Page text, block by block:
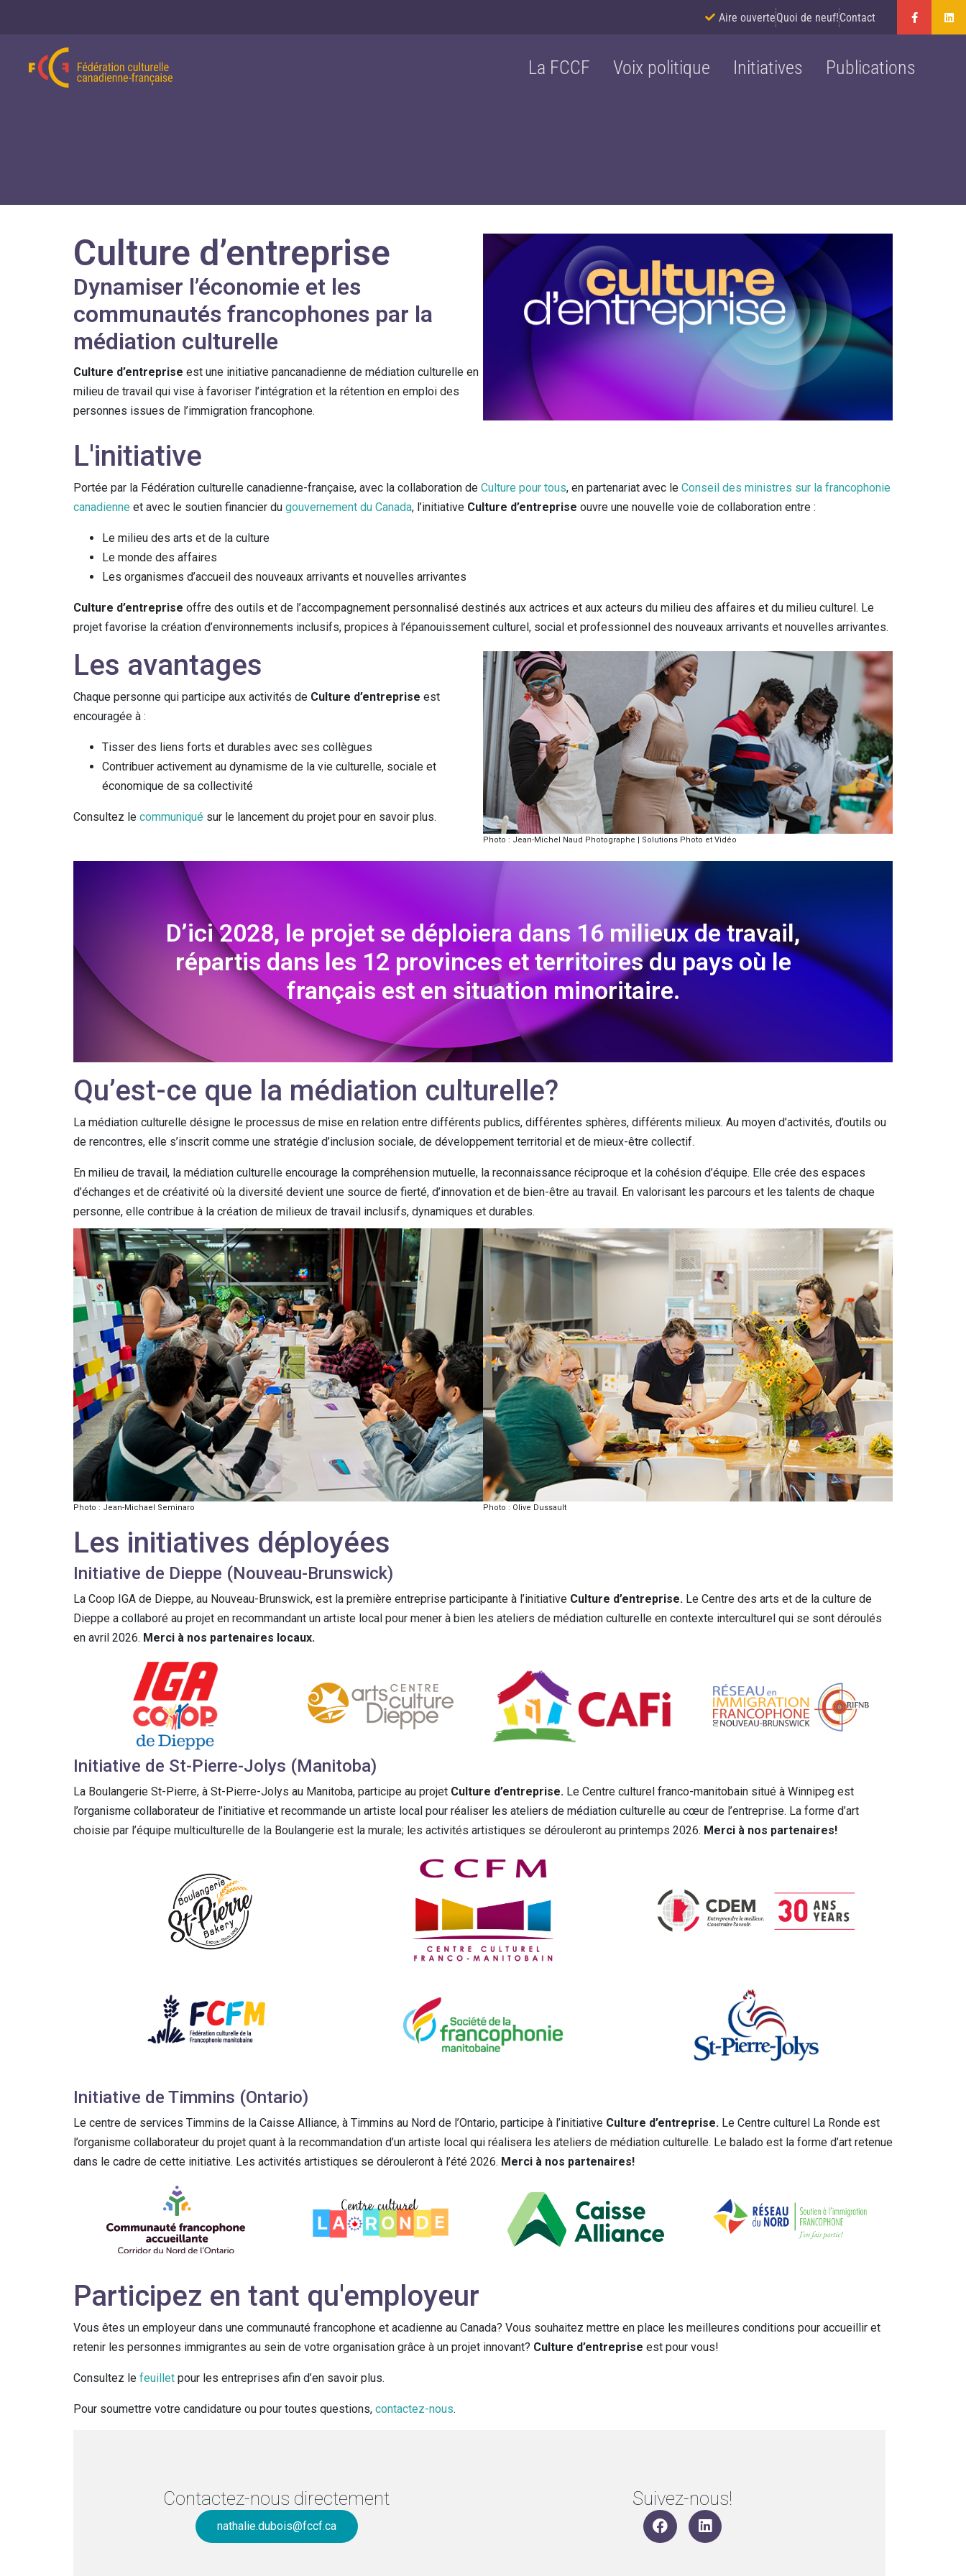
Aire ouverteQuoi de neuf!Contact
La FCCF Voix politique Initiatives Publications
Culture d’entreprise
Dynamiser l’économie et les
communautés francophones par la
médiation culturelle
Culture d’entreprise est une initiative pancanadienne de médiation culturelle en
milieu de travail qui vise à favoriser l’intégration et la rétention en emploi des
personnes issues de l’immigration francophone.
L'initiative
Portée par la Fédération culturelle canadienne-française, avec la collaboration de Culture pour tous, en partenariat avec le Conseil des ministres sur la francophonie
canadienne et avec le soutien financier du gouvernement du Canada, l’initiative Culture d’entreprise ouvre une nouvelle voie de collaboration entre :
Le milieu des arts et de la culture
Le monde des affaires
Les organismes d’accueil des nouveaux arrivants et nouvelles arrivantes
Culture d’entreprise offre des outils et de l’accompagnement personnalisé destinés aux actrices et aux acteurs du milieu des affaires et du milieu culturel. Le
projet favorise la création d’environnements inclusifs, propices à l’épanouissement culturel, social et professionnel des nouveaux arrivants et nouvelles arrivantes.
Les avantages
Chaque personne qui participe aux activités de Culture d’entreprise est
encouragée à :
Tisser des liens forts et durables avec ses collègues
Contribuer activement au dynamisme de la vie culturelle, sociale et
économique de sa collectivité
Consultez le communiqué sur le lancement du projet pour en savoir plus.
Photo : Jean-Michel Naud Photographe | Solutions Photo et Vidéo
D’ici 2028, le projet se déploiera dans 16 milieux de travail,
répartis dans les 12 provinces et territoires du pays où le
français est en situation minoritaire.
Qu’est-ce que la médiation culturelle?
La médiation culturelle désigne le processus de mise en relation entre différents publics, différentes sphères, différents milieux. Au moyen d’activités, d’outils ou
de rencontres, elle s’inscrit comme une stratégie d’inclusion sociale, de développement territorial et de mieux-être collectif.
En milieu de travail, la médiation culturelle encourage la compréhension mutuelle, la reconnaissance réciproque et la cohésion d’équipe. Elle crée des espaces
d’échanges et de créativité où la diversité devient une source de fierté, d’innovation et de bien-être au travail. En valorisant les parcours et les talents de chaque
personne, elle contribue à la création de milieux de travail inclusifs, dynamiques et durables.
Photo : Jean-Michael Seminaro Photo : Olive Dussault
Les initiatives déployées
Initiative de Dieppe (Nouveau-Brunswick)
La Coop IGA de Dieppe, au Nouveau-Brunswick, est la première entreprise participante à l’initiative Culture d’entreprise. Le Centre des arts et de la culture de
Dieppe a collaboré au projet en recommandant un artiste local pour mener à bien les ateliers de médiation culturelle en contexte interculturel qui se sont déroulés
en avril 2026. Merci à nos partenaires locaux.
Initiative de St-Pierre-Jolys (Manitoba)
La Boulangerie St-Pierre, à St-Pierre-Jolys au Manitoba, participe au projet Culture d’entreprise. Le Centre culturel franco-manitobain situé à Winnipeg est
l’organisme collaborateur de l’initiative et recommande un artiste local pour réaliser les ateliers de médiation culturelle au cœur de l’entreprise. La forme d’art
choisie par l’équipe multiculturelle de la Boulangerie est la murale; les activités artistiques se dérouleront au printemps 2026. Merci à nos partenaires!
Initiative de Timmins (Ontario)
Le centre de services Timmins de la Caisse Alliance, à Timmins au Nord de l’Ontario, participe à l’initiative Culture d’entreprise. Le Centre culturel La Ronde est
l’organisme collaborateur du projet quant à la recommandation d’un artiste local qui réalisera les ateliers de médiation culturelle. Le balado est la forme d’art retenue
dans le cadre de cette initiative. Les activités artistiques se dérouleront à l’été 2026. Merci à nos partenaires!
Participez en tant qu'employeur
Vous êtes un employeur dans une communauté francophone et acadienne au Canada? Vous souhaitez mettre en place les meilleures conditions pour accueillir et
retenir les personnes immigrantes au sein de votre organisation grâce à un projet innovant? Culture d’entreprise est pour vous!
Consultez le feuillet pour les entreprises afin d’en savoir plus.
Pour soumettre votre candidature ou pour toutes questions, contactez-nous.
Contactez-nous directement
nathalie.dubois@fccf.ca
Suivez-nous!